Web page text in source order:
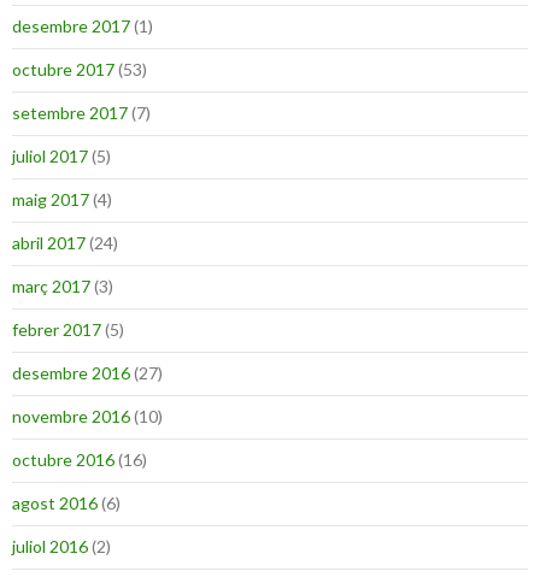
desembre 2017(1)
octubre 2017(53)
setembre 2017(7)
juliol 2017(5)
maig 2017(4)
abril 2017(24)
març 2017(3)
febrer 2017(5)
desembre 2016(27)
novembre 2016(10)
octubre 2016(16)
agost 2016(6)
juliol 2016(2)